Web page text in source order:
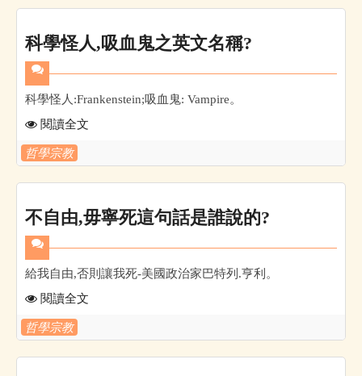
科學怪人,吸血鬼之英文名稱?
科學怪人:Frankenstein;吸血鬼: Vampire。
閱讀全文
哲學宗教
不自由,毋寧死這句話是誰說的?
給我自由,否則讓我死-美國政治家巴特列.亨利。
閱讀全文
哲學宗教